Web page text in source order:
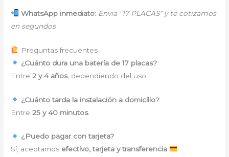
WhatsApp inmediato: Envia “17 PLACAS” y te cotizamos
en segundos
Preguntas frecuentes
¿Cuánto dura una batería de 17 placas?
Entre2 y 4 años, dependiendo del uso.
¿Cuánto tarda la instalación a domicilio?
Entre25 y 40 minutos.
¿Puedo pagar con tarjeta?
Sí, aceptamos efectivo, tarjeta y transferencia